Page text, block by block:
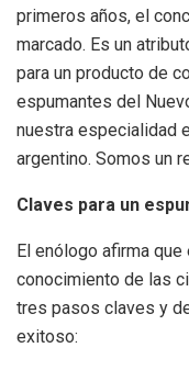
primeros años, el
marcado. Es un
para un producto de
espumantes del
nuestra especialidad
argentino. Somos un
Claves para un
El enólogo afirma
conocimiento de las
tres pasos claves y
exitoso: